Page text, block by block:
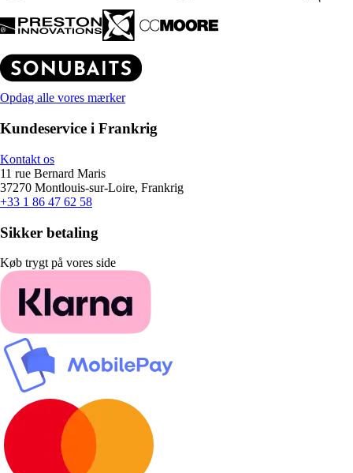
Opdag alle vores mærker
Kundeservice i Frankrig
Kontakt os
11 rue Bernard Maris
37270 Montlouis-sur-Loire, Frankrig
+33 1 86 47 62 58
Sikker betaling
Køb trygt på vores side